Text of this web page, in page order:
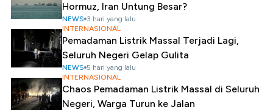
Hormuz, Iran Untung Besar?
NEWS 3 hari yang lalu
INTERNASIONAL
Pemadaman Listrik Massal Terjadi Lagi,
Seluruh Negeri Gelap Gulita
NEWS 5 hari yang lalu
INTERNASIONAL
Chaos Pemadaman Listrik Massal di Seluruh
Negeri, Warga Turun ke Jalan